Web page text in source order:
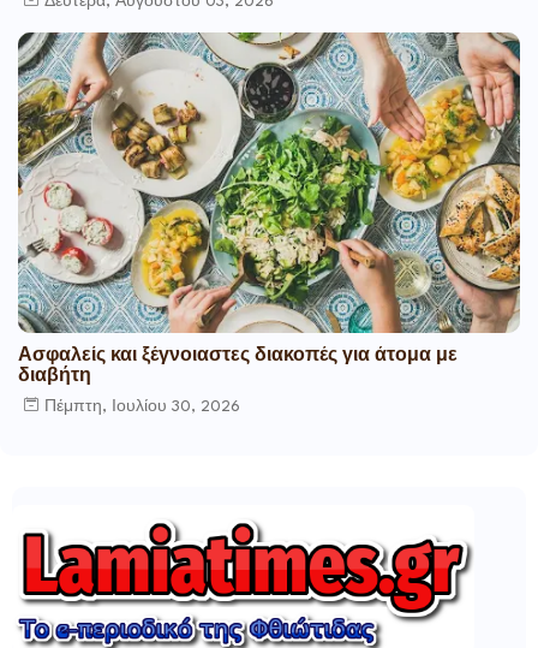
Ασφαλείς και ξέγνοιαστες διακοπές για άτομα με
διαβήτη
Πέμπτη, Ιουλίου 30, 2026